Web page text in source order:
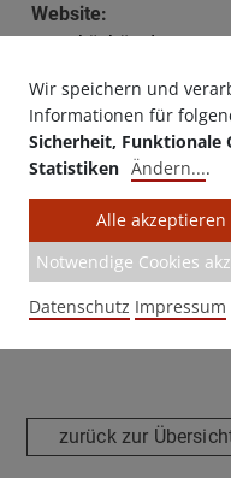
Website:
www.käshüs.de
Letzte Aktualisierung:
zurück zur
Wir speichern und
Informationen für
Sicherheit, Funktionale
Statistiken Ändern....
Alle akzeptieren
Notwendige Cookies
Datenschutz Impressum